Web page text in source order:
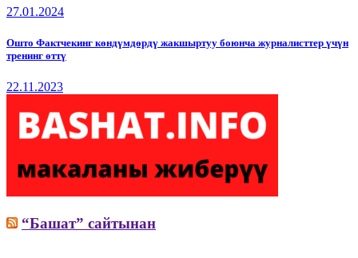
27.01.2024
Ошто Фактчекинг көндүмдөрдү жакшыртуу боюнча журналисттер үчүн
тренинг өттү
22.11.2023
“Башат” сайтынан